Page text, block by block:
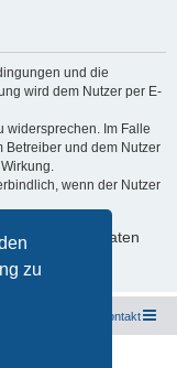
zu
und die
wird dem Nutzer per E-
widersprechen. Im Falle
Betreiber und dem Nutzer
wenn der Nutzer
persönlichen Daten
Kontakt
Limited